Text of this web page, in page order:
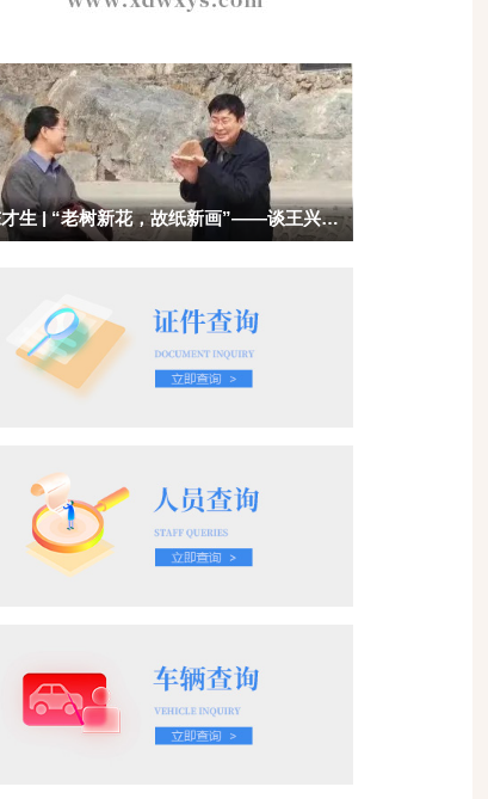
生 | “老树新花，故纸新画”——谈王兴舟
书观